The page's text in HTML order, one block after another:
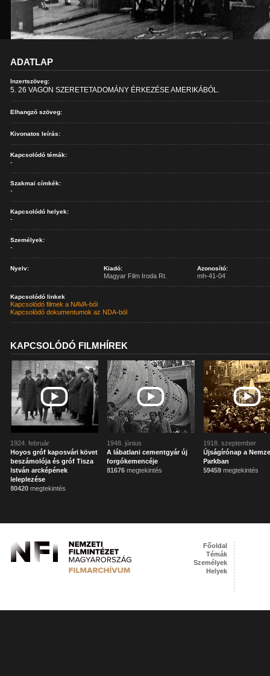
ADATLAP
Inzertszöveg:
5. 26 VAGON SZERETETADOMÁNY ÉRKEZÉSE AMERIKÁBÓL.
Elhangzó szöveg:
Kivonatos leírás:
Kapcsolódó témák:
-
Szakmai címkék:
-
Kapcsolódó helyek:
-
Személyek:
-
Nyelv: Kiadó:
Magyar Film Iroda Rt.
Azonosító:
mh-41-04
Kapcsolódó linkek
Kapcsolódó filmek a NAVA-ból
Kapcsolódó dokumentumok az NDA-ból
KAPCSOLÓDÓ FILMHÍREK
1924. február
Hoyos gróf kaposvári követ
beszámolója és gróf Tisza
István arcképének
leleplezése
80420 megtekintés
1948. június
A lábatlani cementgyár új
forgókemencéje
81676 megtekintés
1918. szeptember
Újságírónap a
Parkban
59459 megtekintés
Főoldal
Témák
Személyek
Helyek